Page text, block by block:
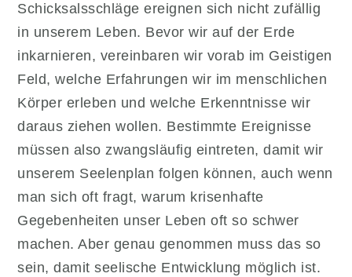
Schicksalsschläge ereignen sich nicht zufällig
in unserem Leben. Bevor wir auf der Erde
inkarnieren, vereinbaren wir vorab im Geistigen
Feld, welche Erfahrungen wir im menschlichen
Körper erleben und welche Erkenntnisse wir
daraus ziehen wollen. Bestimmte Ereignisse
müssen also zwangsläufig eintreten, damit wir
unserem Seelenplan folgen können, auch wenn
man sich oft fragt, warum krisenhafte
Gegebenheiten unser Leben oft so schwer
machen. Aber genau genommen muss das so
sein, damit seelische Entwicklung möglich ist.